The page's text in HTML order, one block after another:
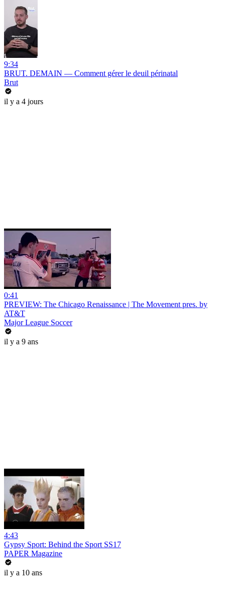
9:34
BRUT. DEMAIN — Comment gérer le deuil périnatal
Brut
il y a 4 jours
0:41
PREVIEW: The Chicago Renaissance | The Movement pres. by
AT&T
Major League Soccer
il y a 9 ans
4:43
Gypsy Sport: Behind the Sport SS17
PAPER Magazine
il y a 10 ans